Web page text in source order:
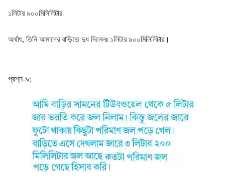
১লিটার ৯০০মিলিলিটার
অর্থাৎ, তিনি আমাদের বাড়িতে দুধ দিলেনঃ ১লিটার ৯০০মিলিলিটার।
প্রশ্ন-৯: